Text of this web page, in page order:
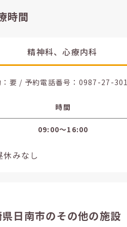
時間
精神科、心療内科
要 / 予約電話番号： 0987-27-
時間
09:00〜16:00
みなし
県日南市のその他の施設